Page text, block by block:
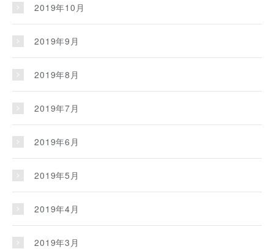
2019年10月
2019年9月
2019年8月
2019年7月
2019年6月
2019年5月
2019年4月
2019年3月